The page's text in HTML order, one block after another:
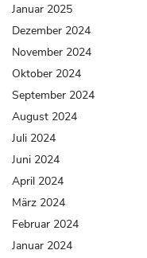
Januar 2025
Dezember 2024
November 2024
Oktober 2024
September 2024
August 2024
Juli 2024
Juni 2024
April 2024
März 2024
Februar 2024
Januar 2024